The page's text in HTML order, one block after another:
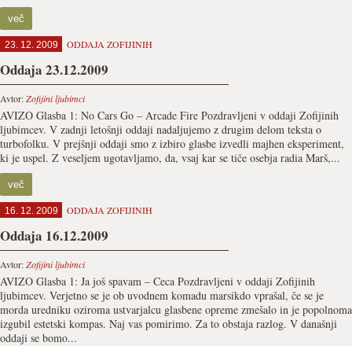
več
23. 12. 2009 ODDAJA ZOFIJINIH
Oddaja 23.12.2009
Avtor:Zofijini ljubimci
AVIZO Glasba 1: No Cars Go – Arcade Fire Pozdravljeni v oddaji Zofijinih
ljubimcev. V zadnji letošnji oddaji nadaljujemo z drugim delom teksta o
turbofolku. V prejšnji oddaji smo z izbiro glasbe izvedli majhen eksperiment,
ki je uspel. Z veseljem ugotavljamo, da, vsaj kar se tiče osebja radia Marš,...
več
16. 12. 2009 ODDAJA ZOFIJINIH
Oddaja 16.12.2009
Avtor:Zofijini ljubimci
AVIZO Glasba 1: Ja još spavam – Ceca Pozdravljeni v oddaji Zofijinih
ljubimcev. Verjetno se je ob uvodnem komadu marsikdo vprašal, če se je
morda uredniku oziroma ustvarjalcu glasbene opreme zmešalo in je popolnoma
izgubil estetski kompas. Naj vas pomirimo. Za to obstaja razlog. V današnji
oddaji se bomo...